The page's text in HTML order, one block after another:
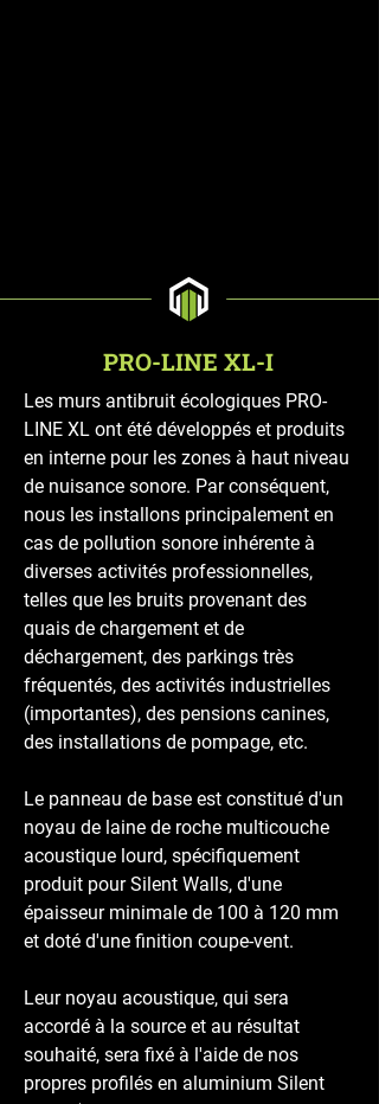
PRO-LINE XL-I
Les murs antibruit écologiques PRO-
LINE XL ont été développés et produits
en interne pour les zones à haut niveau
de nuisance sonore. Par conséquent,
nous les installons principalement en
cas de pollution sonore inhérente à
diverses activités professionnelles,
telles que les bruits provenant des
quais de chargement et de
déchargement, des parkings très
fréquentés, des activités industrielles
(importantes), des pensions canines,
des installations de pompage, etc.
Le panneau de base est constitué d'un
noyau de laine de roche multicouche
acoustique lourd, spécifiquement
produit pour Silent Walls, d'une
épaisseur minimale de 100 à 120 mm
et doté d'une finition coupe-vent.
Leur noyau acoustique, qui sera
accordé à la source et au résultat
souhaité, sera fixé à l'aide de nos
propres profilés en aluminium Silent